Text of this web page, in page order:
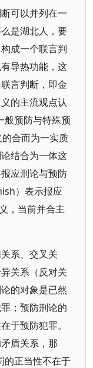
可以并列在一
是湖北人，要
成一个联言判
导热功能，这
言判断，即金
的主流观点认
般预防与特殊预
合而为一实质
结合为一体这
应刑论与预防
）表示报应
，当前并合主
系、交叉关
关系（反对关
的对象是已然
；预防刑论的
于预防犯罪。
盾关系，那
的正当性不在于